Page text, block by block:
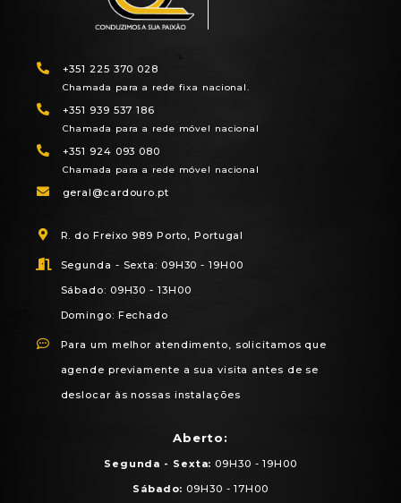
+351 225 370 028
Chamada para a rede fixa nacional.
+351 939 537 186
Chamada para a rede móvel nacional
+351 924 093 080
Chamada para a rede móvel nacional
geral@cardouro.pt
R. do Freixo 989 Porto, Portugal
Segunda - Sexta: 09H30 - 19H00
Sábado: 09H30 - 13H00
Domingo: Fechado
Para um melhor atendimento, solicitamos que
agende previamente a sua visita antes de se
deslocar às nossas instalações
Aberto:
Segunda - Sexta: 09H30 - 19H00
Sábado: 09H30 - 17H00